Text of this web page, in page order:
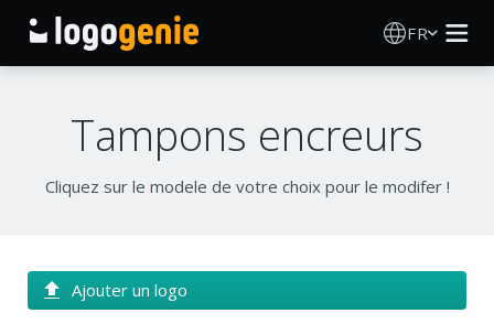
FR
Générateur de logo IA
Produits imprimés
Tampons encreurs
Cliquez sur le modele de votre choix pour le modifer !
Ajouter un logo